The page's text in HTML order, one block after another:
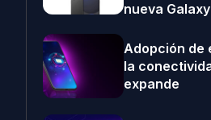
nueva
Adopción de
la
expande